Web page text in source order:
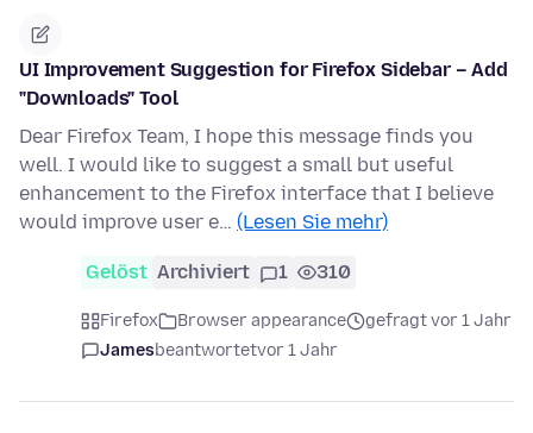
UI Improvement Suggestion for Firefox Sidebar – Add
"Downloads" Tool
Dear Firefox Team, I hope this message finds you
well. I would like to suggest a small but useful
enhancement to the Firefox interface that I believe
would improve user e… (Lesen Sie mehr)
Gelöst Archiviert 1 310
Firefox Browser appearance
gefragt vor 1 Jahr
Jamesbeantwortetvor 1 Jahr